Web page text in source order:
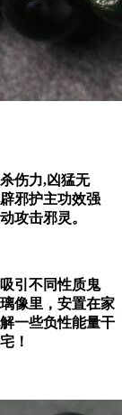
伤力,凶猛无
邪护主功效强
攻击邪灵。
引不同性质鬼
像里， 安置在家
一些负性能量干
！